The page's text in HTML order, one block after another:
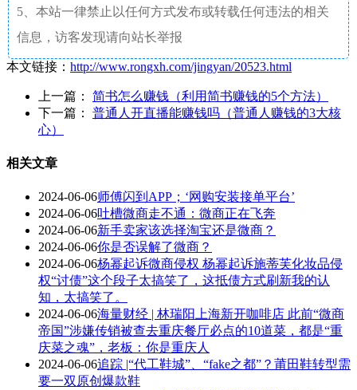
5、本站一律禁止以任何方式发布或转载任何违法的相关
信息，访客发现请向站长举报
本文链接： http://www.rongxh.com/jingyan/20523.html
上一篇： 简书怎么赚钱（利用简书赚钱的5个方法）
下一篇： 普通人开直播能赚钱吗（普通人赚钱的3大核
心）
相关文章
2024-06-06师傅闪到APP；‘网购安装接单平台’
2024-06-06吐槽微商走不通：微商正在飞奔
2024-06-06新手卖家该选择淘宝还是微商？
2024-06-06你是否误解了微商？
2024-06-06杨幂起诉微商侵权 杨幂起诉施蒂芙化妆品侵
权“讨债”这个段子太搞笑了，这抵债方式刷新我的认
知，太搞笑了。
2024-06-06海量财经 | 林瑞阳上海新开咖啡店 此前“微商
帝国”涉嫌传销被查去重庆餐厅必点的10道菜，都是“重
庆菜之魂”，老板：你是重庆人
2024-06-06追踪 |“代工鞋城”、“fake之都”？莆田鞋转型需
要一双原创爆款鞋